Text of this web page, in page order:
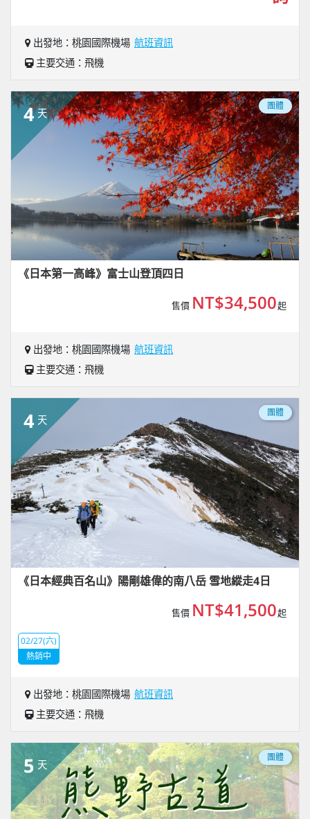
出發地：桃園國際機場 航班資訊
主要交通：飛機
4 天
團體
《日本第一高峰》富士山登頂四日
售價 NT$34,500起
出發地：桃園國際機場 航班資訊
主要交通：飛機
4 天
團體
《日本經典百名山》陽剛雄偉的南八岳 雪地縱走4日
售價 NT$41,500起
02/27(六)
熱銷中
出發地：桃園國際機場 航班資訊
主要交通：飛機
5 天
團體